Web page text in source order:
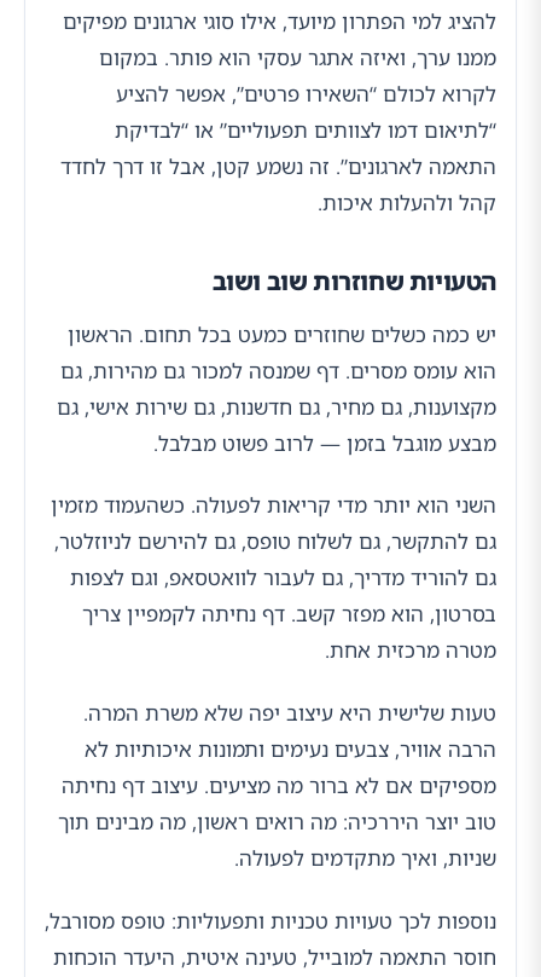
להציג למי הפתרון מיועד, אילו סוגי ארגונים מפיקים
ממנו ערך, ואיזה אתגר עסקי הוא פותר. במקום
לקרוא לכולם “השאירו פרטים”, אפשר להציע
“לתיאום דמו לצוותים תפעוליים” או “לבדיקת
התאמה לארגונים”. זה נשמע קטן, אבל זו דרך לחדד
קהל ולהעלות איכות.
הטעויות שחוזרות שוב ושוב
יש כמה כשלים שחוזרים כמעט בכל תחום. הראשון
הוא עומס מסרים. דף שמנסה למכור גם מהירות, גם
מקצוענות, גם מחיר, גם חדשנות, גם שירות אישי, גם
מבצע מוגבל בזמן — לרוב פשוט מבלבל.
השני הוא יותר מדי קריאות לפעולה. כשהעמוד מזמין
גם להתקשר, גם לשלוח טופס, גם להירשם לניוזלטר,
גם להוריד מדריך, גם לעבור לוואטסאפ, וגם לצפות
בסרטון, הוא מפזר קשב. דף נחיתה לקמפיין צריך
מטרה מרכזית אחת.
טעות שלישית היא עיצוב יפה שלא משרת המרה.
הרבה אוויר, צבעים נעימים ותמונות איכותיות לא
מספיקים אם לא ברור מה מציעים. עיצוב דף נחיתה
טוב יוצר היררכיה: מה רואים ראשון, מה מבינים תוך
שניות, ואיך מתקדמים לפעולה.
נוספות לכך טעויות טכניות ותפעוליות: טופס מסורבל,
חוסר התאמה למובייל, טעינה איטית, היעדר הוכחות